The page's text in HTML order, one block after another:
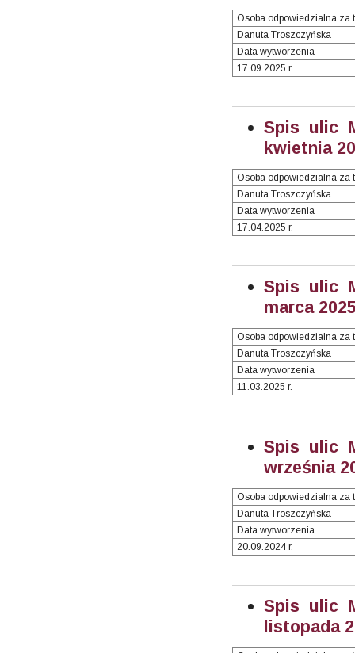
Osoba odpowiedzialna za
Danuta Troszczyńska
Data wytworzenia
17.09.2025 r.
Spis ulic
kwietnia
Osoba odpowiedzialna za
Danuta Troszczyńska
Data wytworzenia
17.04.2025 r.
Spis ulic
marca
Osoba odpowiedzialna za
Danuta Troszczyńska
Data wytworzenia
11.03.2025 r.
Spis ulic
września
Osoba odpowiedzialna za
Danuta Troszczyńska
Data wytworzenia
20.09.2024 r.
Spis ulic
listopada